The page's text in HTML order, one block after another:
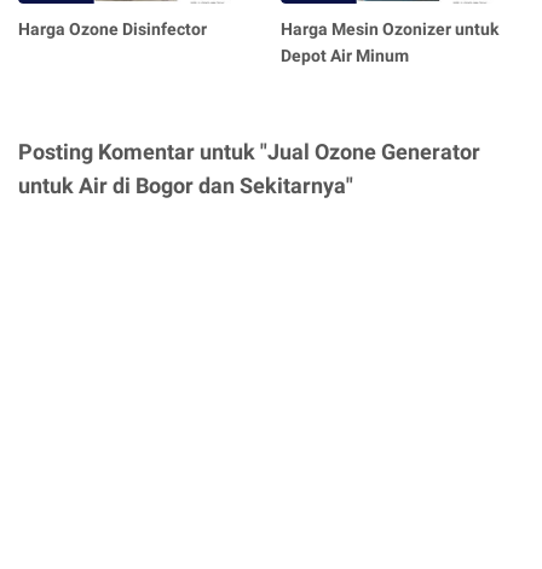
Harga Ozone Disinfector
Harga Mesin Ozonizer untuk
Depot Air Minum
Posting Komentar untuk "Jual Ozone Generator
untuk Air di Bogor dan Sekitarnya"